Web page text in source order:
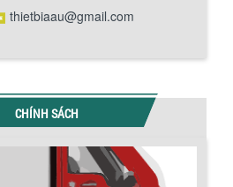
thietbiaau@gmail.com
CHÍNH SÁCH
sách bảo hành
BỒN CHỨA GIẢI NHIỆT SƠN, MỰC IN
Bồn chứa giải nhiệt sơn, mực in có cấu
tạo gồm 2 lớp inox và được dùng để
làm giảm nhiệt độ của nguyên...